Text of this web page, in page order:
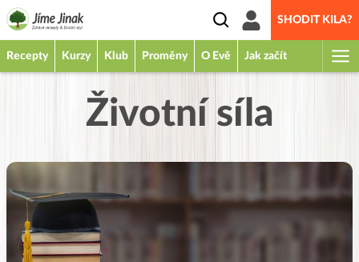
SHODIT KILA?
Recepty Kurzy Klub Proměny O Evě Jak začít
Životní síla